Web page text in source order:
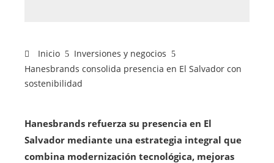
Inicio
Inversiones y negocios
Hanesbrands consolida presencia en El Salvador con
sostenibilidad
Hanesbrands refuerza su presencia en El
Salvador mediante una estrategia integral que
combina modernización tecnológica, mejoras